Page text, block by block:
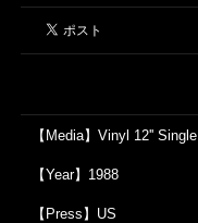
【Media】Vinyl 12'' Single
【Year】1988
【Press】US